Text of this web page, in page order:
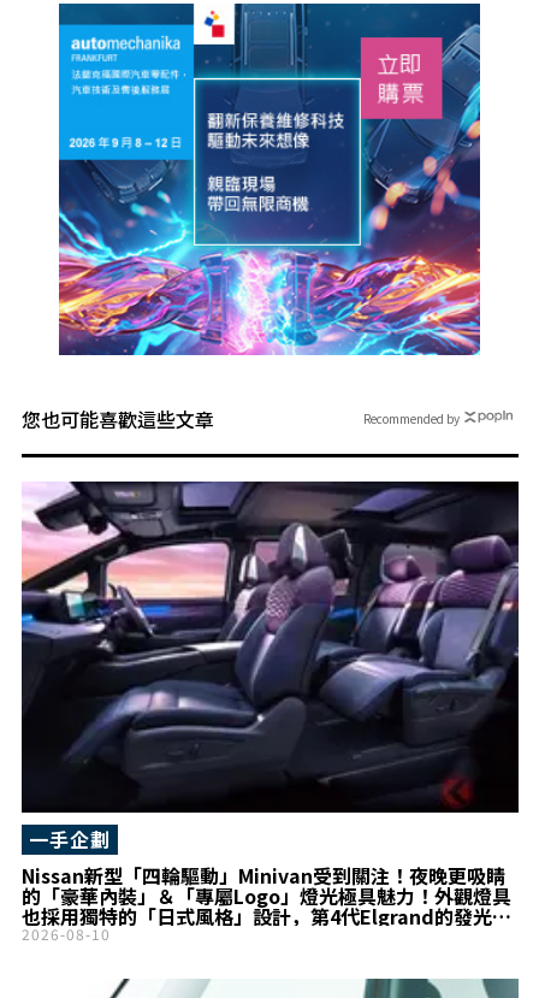
您也可能喜歡這些文章
Nissan新型「四輪驅動」Minivan受到關注！夜晚更吸睛
的「豪華內裝」＆「專屬Logo」燈光極具魅力！外觀燈具
也採用獨特的「日式風格」設計，第4代Elgrand的發光內
裝配件超有特色！
一手企劃
2026-08-10
Recommended by